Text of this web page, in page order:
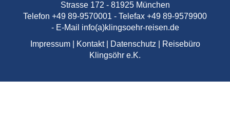
Strasse 172 - 81925 München
Telefon +49 89-9570001 - Telefax +49 89-9579900
- E-Mail info(a)klingsoehr-reisen.de
Impressum| Kontakt| Datenschutz
Reisebüro
Klingsöhr e.K.